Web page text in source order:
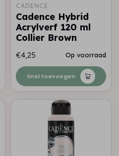
CADENCE
Cadence Hybrid
Acrylverf 120 ml
Collier Brown
€4,25 Op voorraad
Snel toevoegen